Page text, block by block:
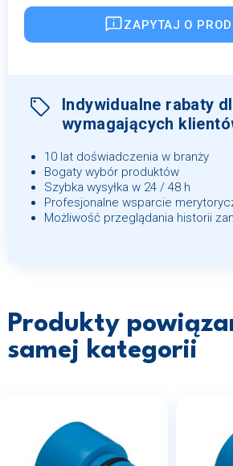
ZAPYTAJ O
Indywidualne rabaty
wymagających
10 lat doświadczenia w branży
Bogaty wybór produktów
Szybka wysyłka w 24 / 48 h
Profesjonalne wsparcie
Możliwość przeglądania historii
Produkty
samej kategorii